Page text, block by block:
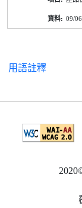
09/
用語註釋